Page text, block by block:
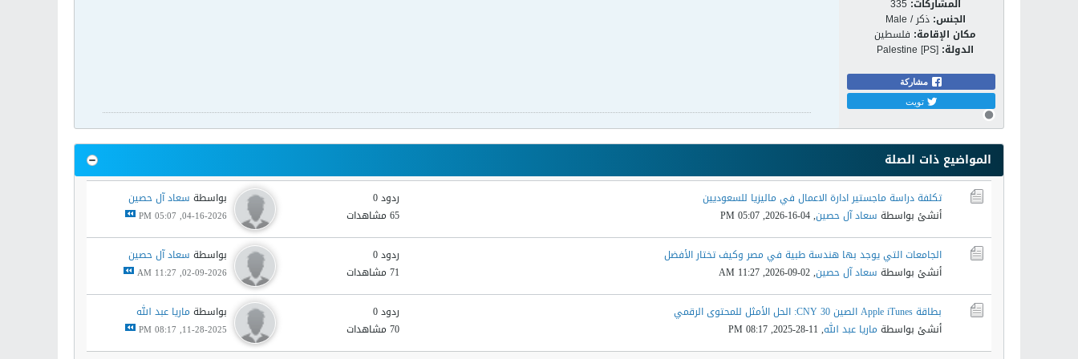
المشاركات: 335
الجنس: ذكر / Male
مكان الإقامة: فلسطين
الدولة: Palestine [PS]
مشاركة
تويت
المواضيع ذات الصلة
تكلفة دراسة ماجستير ادارة الاعمال في ماليزيا للسعوديين
أنشئ بواسطة سعاد آل حصين,
04-16-2026, 05:07 PM
ردود 0
65 مشاهدات
بواسطة سعاد آل حصين
04-16-2026, 05:07 PM
الجامعات التي يوجد بها هندسة طبية في مصر وكيف تختار الأفضل
أنشئ بواسطة سعاد آل حصين,
02-09-2026, 11:27 AM
ردود 0
71 مشاهدات
بواسطة سعاد آل حصين
02-09-2026, 11:27 AM
بطاقة Apple iTunes الصين 30 CNY: الحل الأمثل للمحتوى الرقمي
أنشئ بواسطة ماريا عبد الله,
11-28-2025, 08:17 PM
ردود 0
70 مشاهدات
بواسطة ماريا عبد الله
11-28-2025, 08:17 PM